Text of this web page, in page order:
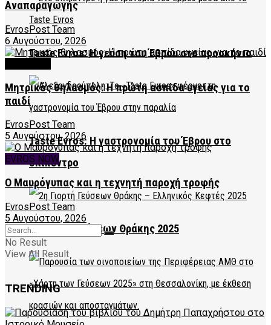
Taste Evros: Η γεύση του Έβρου στο προσκήνιο
Taste Evros: Η γαστρονομία του Έβρου στο
επίκεντρο
2η Γιορτή Γεύσεων Θράκης 2025
Αναπαραγωγής
EvrosPost Team
6 Αυγούστου, 2026
Μητρικός θηλασμός: Η πρώτη ασπίδα υγείας για το
παιδί
EvrosPost Team
5 Αυγούστου, 2026
EVROS NOW
Ο Μαυρόγυπας και η τεχνητή παροχή τροφής
EvrosPost Team
5 Αυγούστου, 2026
No Result
View All Result
TRENDING